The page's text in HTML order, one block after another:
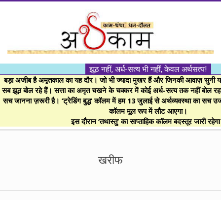
।।
अर्थकाम।।
BE
FINANCIALLY
झूठ नहीं, अर्ध-सत्य भी नहीं, केवल अर्थसत्य!
बड़ा अजीब है अमृतकाल का यह दौर। जो भी ज्यादा मुखर हैं और जिनकी आवाज़ सुनी
सब झूठ बोल रहे हैं। सत्ता का अमृत चखने के चक्कर में कोई अर्ध-सत्य तक नहीं बोल
सच जानना ज़रूरी है। ‘ट्रेडिंग बुद्ध’ कॉलम में हम 13 जुलाई से अर्थव्यवस्था का सच
कॉलम मूल रूप में लौट आएगा।
इस दौरान ‘तथास्तु’ का साप्ताहिक कॉलम बदस्तूर जारी
खरीफ